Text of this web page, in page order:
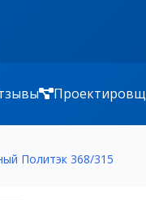
Политэк 368/315